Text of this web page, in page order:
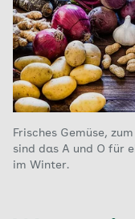
Frisches Gemüse,
sind das A und O für
im Winter.